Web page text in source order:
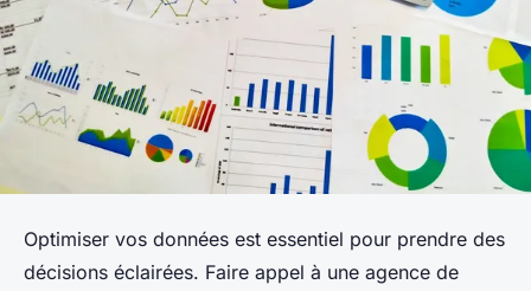
Optimiser vos données est essentiel pour prendre des
décisions éclairées. Faire appel à une agence de